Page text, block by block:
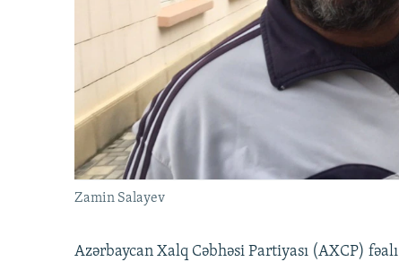
Zamin Salayev
Azərbaycan Xalq Cəbhəsi Partiyası (AXCP) fəalı